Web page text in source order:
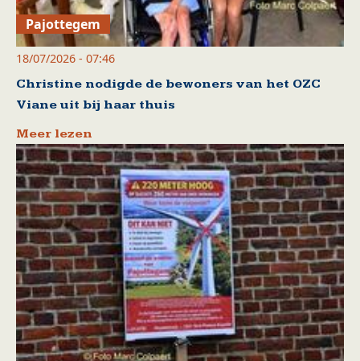
Pajottegem
18/07/2026 - 07:46
Christine nodigde de bewoners van het OZC
Viane uit bij haar thuis
Meer lezen